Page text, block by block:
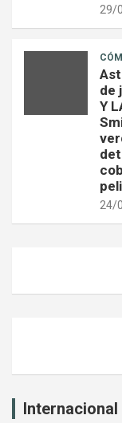
29/
de
Y
24/
Internacional